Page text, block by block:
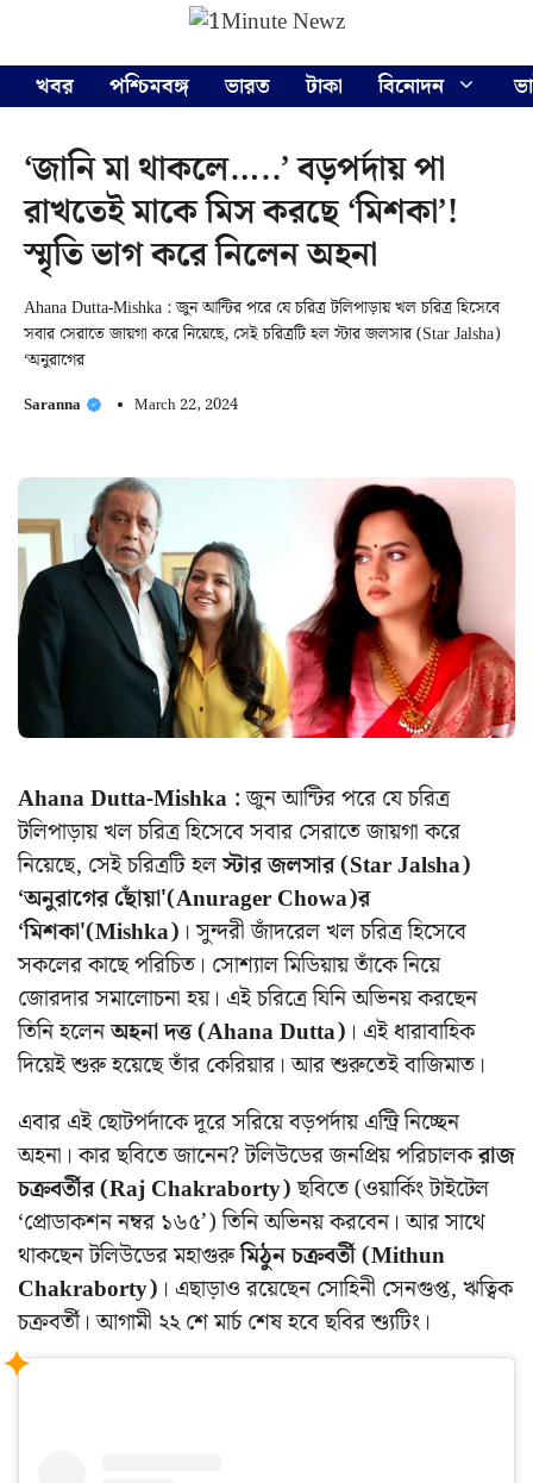
content
খবর
পশ্চিমবঙ্গ ভারত টাকা বিনোদন
‘জানি মা থাকলে…..’ বড়পর্দায় পা
রাখতেই মাকে মিস করছে ‘মিশকা’!
স্মৃতি ভাগ করে নিলেন অহনা
Ahana Dutta-Mishka : জুন আন্টির পরে যে চরিত্র টলিপাড়ায় খল চরিত্র হিসেবে
সবার সেরাতে জায়গা করে নিয়েছে, সেই চরিত্রটি হল স্টার জলসার (Star Jalsha)
‘অনুরাগের
Saranna March 22, 2024
Ahana Dutta-Mishka :জুন আন্টির পরে যে চরিত্র
টলিপাড়ায় খল চরিত্র হিসেবে সবার সেরাতে জায়গা করে
নিয়েছে, সেই চরিত্রটি হলস্টার জলসার (Star Jalsha)
‘অনুরাগের ছোঁয়া'(Anurager Chowa)র
‘মিশকা'(Mishka) । সুন্দরী জাঁদরেল খল চরিত্র হিসেবে
সকলের কাছে পরিচিত। সোশ্যাল মিডিয়ায় তাঁকে নিয়ে
জোরদার সমালোচনা হয়। এই চরিত্রে যিনি অভিনয় করছেন
তিনি হলেনঅহনা দত্ত (Ahana Dutta) । এই ধারাবাহিক
দিয়েই শুরু হয়েছে তাঁর কেরিয়ার। আর শুরুতেই বাজিমাত।
এবার এই ছোটপর্দাকে দূরে সরিয়ে বড়পর্দায় এন্ট্রি নিচ্ছেন
অহনা। কার ছবিতে জানেন? টলিউডের জনপ্রিয় পরিচালকরাজ
চক্রবর্তীর (Raj Chakraborty)ছবিতে (ওয়ার্কিং টাইটেল
‘প্রোডাকশন নম্বর ১৬৫’) তিনি অভিনয় করবেন। আর সাথে
থাকছেন টলিউডের মহাগুরুমিঠুন চক্রবর্তী (Mithun
Chakraborty) । এছাড়াও রয়েছেন সোহিনী সেনগুপ্ত, ঋত্বিক
চক্রবর্তী। আগামী ২২ শে মার্চ শেষ হবে ছবির শ্যুটিং।